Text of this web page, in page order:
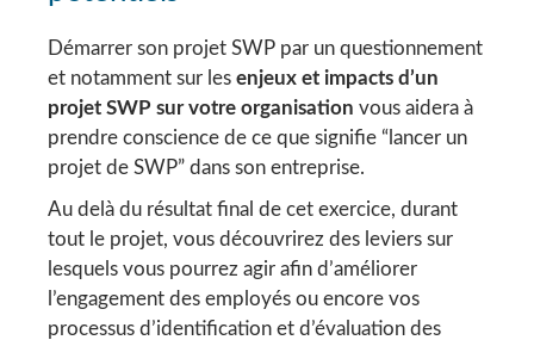
Démarrer son projet SWP par un questionnement
et notamment sur les enjeux et impacts d’un
projet SWP sur votre organisation vous aidera à
prendre conscience de ce que signifie “lancer un
projet de SWP” dans son entreprise.
Au delà du résultat final de cet exercice, durant
tout le projet, vous découvrirez des leviers sur
lesquels vous pourrez agir afin d’améliorer
l’engagement des employés ou encore vos
processus d’identification et d’évaluation des